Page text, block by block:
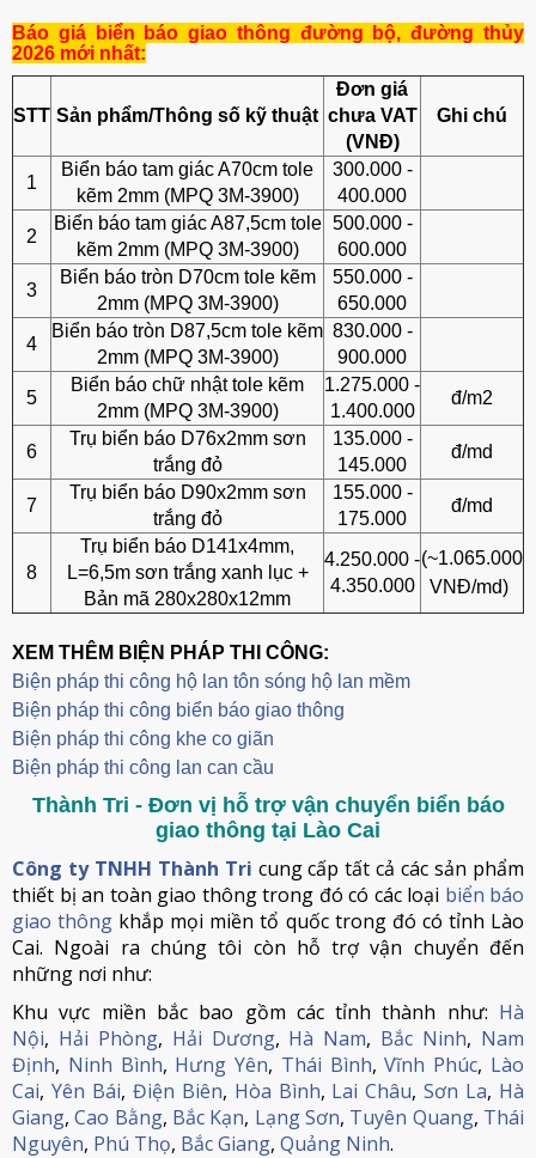
Báo giá biển báo giao thông đường bộ, đường thủy
2026 mới nhất:
STT Sản phẩm/Thông số kỹ thuật
Đơn giá
chưa VAT
(VNĐ)
Ghi chú
1
Biển báo tam giác A70cm tole
kẽm 2mm (MPQ 3M-3900)
300.000 -
400.000
2
Biển báo tam giác A87,5cm tole
kẽm 2mm (MPQ 3M-3900)
500.000 -
600.000
3
Biển báo tròn D70cm tole kẽm
2mm (MPQ 3M-3900)
550.000 -
650.000
4
Biển báo tròn D87,5cm tole kẽm
2mm (MPQ 3M-3900)
830.000 -
900.000
5
Biển báo chữ nhật tole kẽm
2mm (MPQ 3M-3900)
1.275.000 -
1.400.000
đ/m2
6
Trụ biển báo D76x2mm sơn
trắng đỏ
135.000 -
145.000
đ/md
7
Trụ biển báo D90x2mm sơn
trắng đỏ
155.000 -
175.000
đ/md
8
Trụ biển báo D141x4mm,
L=6,5m sơn trắng xanh lục +
Bản mã 280x280x12mm
4.250.000 -
4.350.000
(~1.065.000
VNĐ/md)
XEM THÊM BIỆN PHÁP THI CÔNG:
Biện pháp thi công hộ lan tôn sóng hộ lan mềm
Biện pháp thi công biển báo giao thông
Biện pháp thi công khe co giãn
Biện pháp thi công lan can cầu
Thành Tri - Đơn vị hỗ trợ vận chuyển biển báo
giao thông tại Lào Cai
Công ty TNHH Thành Tri cung cấp tất cả các sản phẩm
thiết bị an toàn giao thông trong đó có các loại biển báo
giao thông khắp mọi miền tổ quốc trong đó có tỉnh Lào
Cai. Ngoài ra chúng tôi còn hỗ trợ vận chuyển đến
những nơi như:
Khu vực miền bắc bao gồm các tỉnh thành như: Hà
Nội, Hải Phòng, Hải Dương, Hà Nam, Bắc Ninh, Nam
Định, Ninh Bình, Hưng Yên, Thái Bình,Vĩnh Phúc, Lào
Cai, Yên Bái, Điện Biên, Hòa Bình, Lai Châu,Sơn La, Hà
Giang,Cao Bằng, Bắc Kạn, Lạng Sơn, Tuyên Quang, Thái
Nguyên, Phú Thọ, Bắc Giang, Quảng Ninh.